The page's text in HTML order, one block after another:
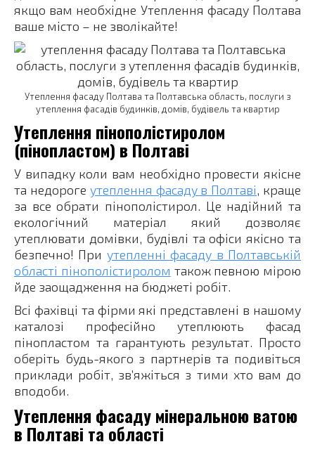
якщо вам необхідне Утеплення фасаду Полтава
ваше місто – не зволікайте!
Утеплення фасаду Полтава та Полтавська область, послуги з
утеплення фасадів будинків, домів, будівель та квартир
Утеплення пінополістиролом
(пінопластом) в Полтаві
У випадку коли вам необхідно провести якісне
та недороге утеплення фасаду в Полтаві, краще
за все обрати пінополістирол. Це надійний та
екологічний матеріал який дозволяє
утеплювати домівки, будівлі та офіси якісно та
безпечно! При утепленні фасаду в Полтавській
області пінополістиролом також певною мірою
йде заощадження на бюджеті робіт.
Всі фахівці та фірми які представлені в нашому
каталозі професійно утеплюють фасад
пінопластом та гарантують результат. Просто
оберіть будь-якого з партнерів та подивіться
приклади робіт, зв’яжіться з тими хто вам до
вподоби.
Утеплення фасаду мінеральною ватою
в Полтаві та області